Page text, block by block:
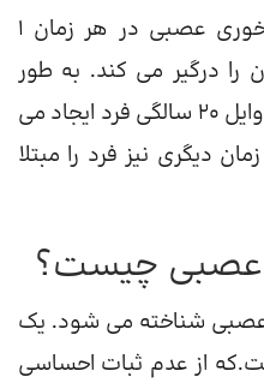
آمارها نشان می دهد که پرخوری عصبی در هر زمان 1
درصد مردان را درگیر می کند. به طور
متوسط، در اواخر نوجوانی یا اوایل 20 سالگی فرد ایجاد می
دیگری نیز فرد را مبتلا
عصبی چیست؟
عصبی شناخته می شود. یک
از عدم ثبات احساسی